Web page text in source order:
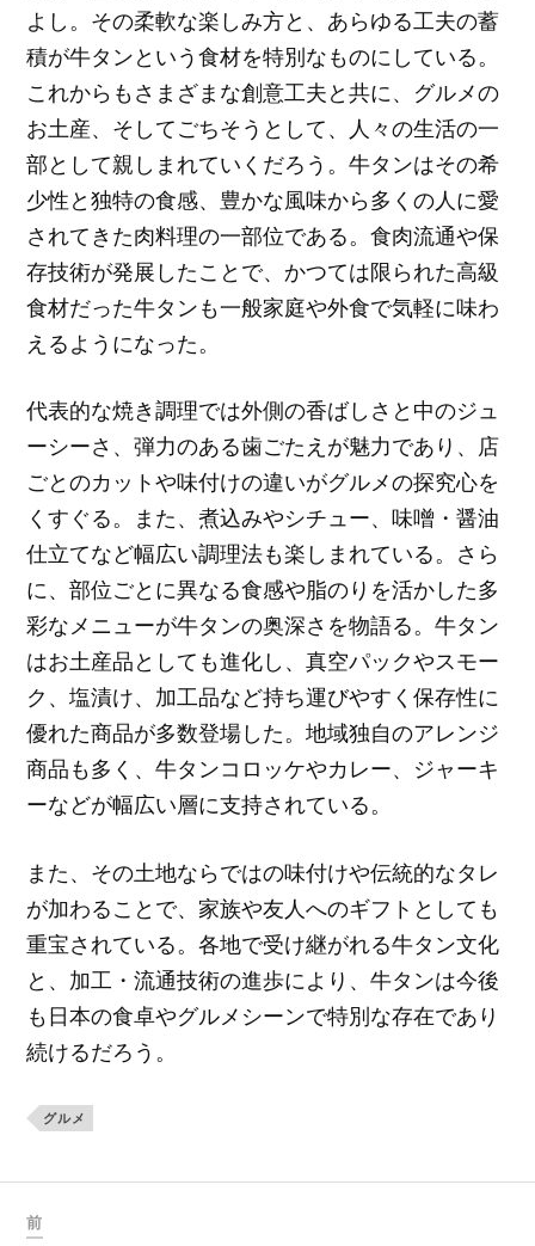
よし。その柔軟な楽しみ方と、あらゆる工夫の蓄
積が牛タンという食材を特別なものにしている。
これからもさまざまな創意工夫と共に、グルメの
お土産、そしてごちそうとして、人々の生活の一
部として親しまれていくだろう。牛タンはその希
少性と独特の食感、豊かな風味から多くの人に愛
されてきた肉料理の一部位である。食肉流通や保
存技術が発展したことで、かつては限られた高級
食材だった牛タンも一般家庭や外食で気軽に味わ
えるようになった。
代表的な焼き調理では外側の香ばしさと中のジュ
ーシーさ、弾力のある歯ごたえが魅力であり、店
ごとのカットや味付けの違いがグルメの探究心を
くすぐる。また、煮込みやシチュー、味噌・醤油
仕立てなど幅広い調理法も楽しまれている。さら
に、部位ごとに異なる食感や脂のりを活かした多
彩なメニューが牛タンの奥深さを物語る。牛タン
はお土産品としても進化し、真空パックやスモー
ク、塩漬け、加工品など持ち運びやすく保存性に
優れた商品が多数登場した。地域独自のアレンジ
商品も多く、牛タンコロッケやカレー、ジャーキ
ーなどが幅広い層に支持されている。
また、その土地ならではの味付けや伝統的なタレ
が加わることで、家族や友人へのギフトとしても
重宝されている。各地で受け継がれる牛タン文化
と、加工・流通技術の進歩により、牛タンは今後
も日本の食卓やグルメシーンで特別な存在であり
続けるだろう。
グルメ
前